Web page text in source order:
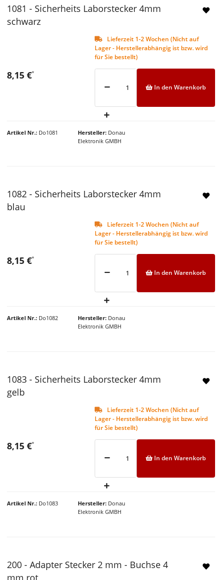
NEU
1081 - Sicherheits Laborstecker 4mm
schwarz
Lieferzeit 1-2 Wochen (Nicht auf
Lager - Herstellerabhängig ist bzw. wird
für Sie bestellt)
Artikel Nr. Do1081 Hersteller Donau
Elektronik GMBH
8,15 €*
In den Warenkorb
NEU
1082 - Sicherheits Laborstecker 4mm
blau
Lieferzeit 1-2 Wochen (Nicht auf
Lager - Herstellerabhängig ist bzw. wird
für Sie bestellt)
Artikel Nr. Do1082 Hersteller Donau
Elektronik GMBH
8,15 €*
In den Warenkorb
NEU
1083 - Sicherheits Laborstecker 4mm
gelb
Lieferzeit 1-2 Wochen (Nicht auf
Lager - Herstellerabhängig ist bzw. wird
für Sie bestellt)
Artikel Nr. Do1083 Hersteller Donau
Elektronik GMBH
8,15 €*
In den Warenkorb
NEU
200 - Adapter Stecker 2 mm - Buchse 4
mm rot